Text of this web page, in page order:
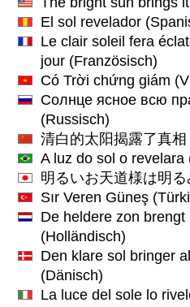
El sol revelador
Le clair soleil fera
jour (Französisch)
Có Trời chứng giám
Солнце ясное всю
(Russisch)
清白的太阳揭露了真相
A luz do sol o revelara
明るいお天道様は明
Sır Veren Güneş
De heldere zon
(Holländisch)
Den klare sol bringer
(Dänisch)
La luce del sole lo